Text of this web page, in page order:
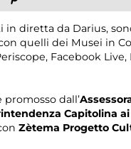
in diretta da Darius,
quelli dei Musei in
Facebook Live,
promosso dall’
Capitolina
Zètema Progetto